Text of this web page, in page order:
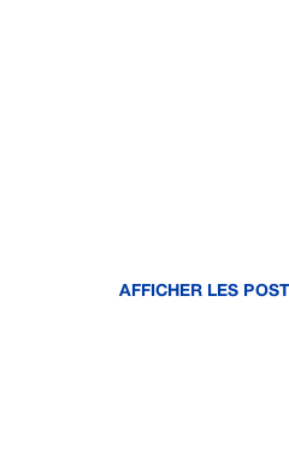
AFFICHER LES